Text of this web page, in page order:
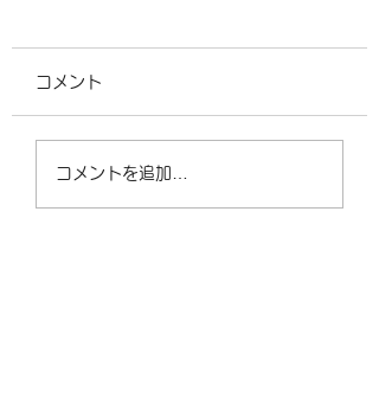
らせです。 GW中は、5月
通常営業となります。 よ
ろしくお願いいたします。
せ
コメント
コメントを追加…